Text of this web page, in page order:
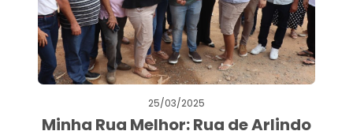
25/03/2025
Minha Rua Melhor: Rua de Arlindo